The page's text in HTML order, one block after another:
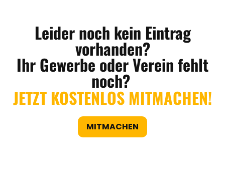
Leider noch kein Eintrag
vorhanden?
Ihr Gewerbe oder Verein fehlt
noch?
JETZT KOSTENLOS MITMACHEN!
MITMACHEN